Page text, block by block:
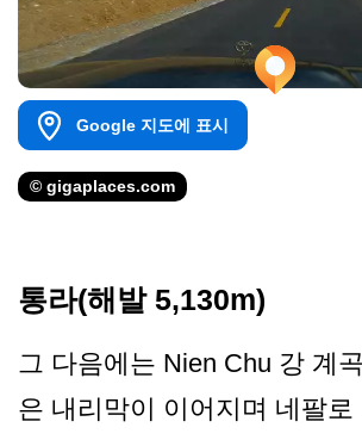
Google 지도에 표시
© gigaplaces.com
통라(해발 5,130m)
그 다음에는 Nien Chu 강 계
은 내리막이 이어지며 네팔